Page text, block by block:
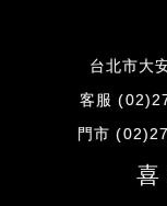
台北市大
客服
門市